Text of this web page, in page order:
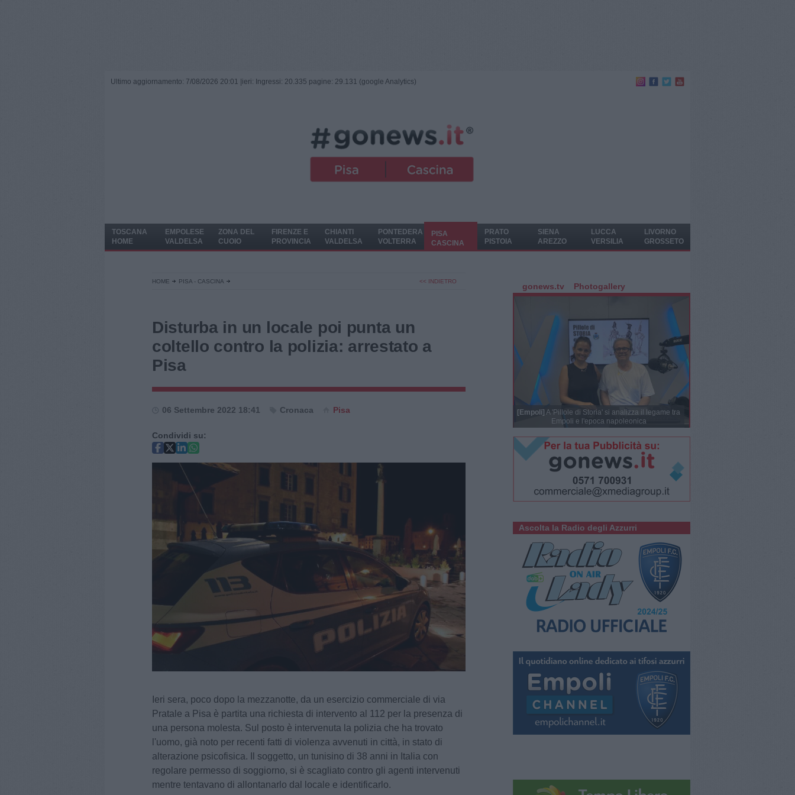
Ultimo aggiornamento: 7/08/2026 20:01 | ieri: Ingressi: 20.335 pagine: 29.131 (google Analytics)
TOSCANA
HOME
EMPOLESE
VALDELSA
ZONA DEL
CUOIO
FIRENZE E
PROVINCIA
CHIANTI
VALDELSA
PONTEDERA
VOLTERRA
PISA
CASCINA
PRATO
PISTOIA
SIENA
AREZZO
LUCCA
VERSILIA
LIVORNO
GROSSETO
HOME PISA - CASCINA << INDIETRO
Disturba in un locale poi punta un
coltello contro la polizia: arrestato a
Pisa
06 Settembre 2022 18:41 Cronaca Pisa
Condividi su:
Ieri sera, poco dopo la mezzanotte, da un esercizio commerciale di via
Pratale a Pisa è partita una richiesta di intervento al 112 per la presenza di
una persona molesta. Sul posto è intervenuta la polizia che ha trovato
l'uomo, già noto per recenti fatti di violenza avvenuti in città, in stato di
alterazione psicofisica. Il soggetto, un tunisino di 38 anni in Italia con
regolare permesso di soggiorno, si è scagliato contro gli agenti intervenuti
mentre tentavano di allontanarlo dal locale e identificarlo.
gonews.tv Photogallery
[Empoli] A 'Pillole di Storia' si analizza il legame tra
Empoli e l'epoca napoleonica
Ascolta la Radio degli Azzurri